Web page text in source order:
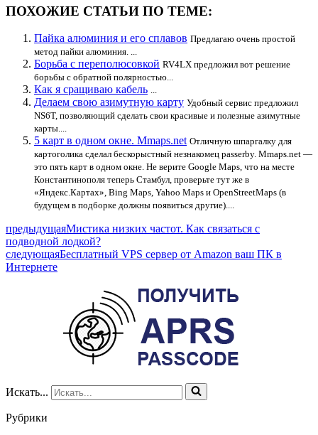
ПОХОЖИЕ СТАТЬИ ПО ТЕМЕ:
Пайка алюминия и его сплавов Предлагаю очень простой
метод пайки алюминия. ...
Борьба с переполюсовкой RV4LX предложил вот решение
борьбы с обратной полярностью...
Как я сращиваю кабель ...
Делаем свою азимутную карту Удобный сервис предложил
NS6T, позволяющий сделать свои красивые и полезные азимутные
карты....
5 карт в одном окне. Mmaps.net Отличную шпаргалку для
картоголика сделал бескорыстный незнакомец passerby. Mmaps.net —
это пять карт в одном окне. Не верите Google Maps, что на месте
Константинополя теперь Стамбул, проверьте тут же в
«Яндекс.Картах», Bing Maps, Yahoo Maps и OpenStreetMaps (в
будущем в подборке должны появиться другие)....
предыдущаяМистика низких частот. Как связаться с
подводной лодкой?
следующаяБесплатный VPS сервер от Amazon ваш ПК в
Интернете
Искать...
Рубрики